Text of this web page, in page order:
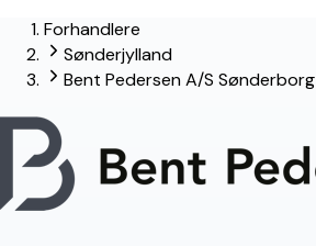
Forhandlere
Sønderjylland
Bent Pedersen A/S Sønderborg